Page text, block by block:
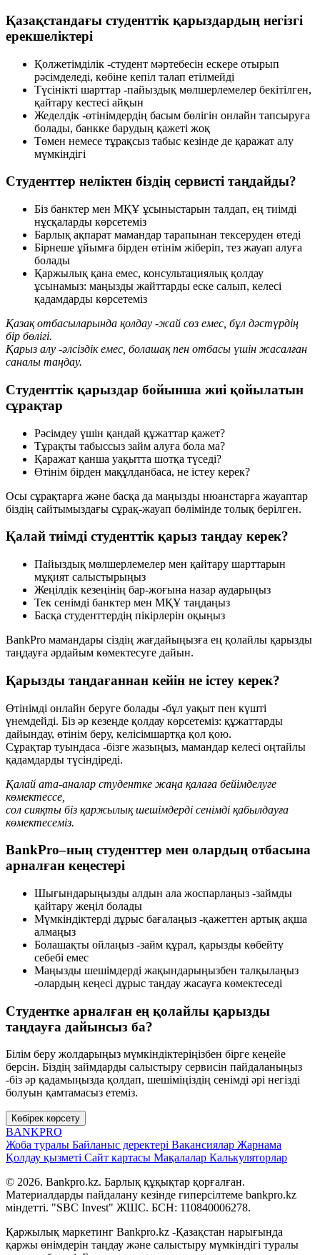
Қазақстандағы студенттік қарыздардың негізгі
ерекшеліктері
Қолжетімділік -студент мәртебесін ескере отырып
рәсімделеді, көбіне кепіл талап етілмейді
Түсінікті шарттар -пайыздық мөлшерлемелер бекітілген,
қайтару кестесі айқын
Жеделдік -өтінімдердің басым бөлігін онлайн тапсыруға
болады, банкке барудың қажеті жоқ
Төмен немесе тұрақсыз табыс кезінде де қаражат алу
мүмкіндігі
Студенттер неліктен біздің сервисті таңдайды?
Біз банктер мен МҚҰ ұсыныстарын талдап, ең тиімді
нұсқаларды көрсетеміз
Барлық ақпарат мамандар тарапынан тексеруден өтеді
Бірнеше ұйымға бірден өтінім жіберіп, тез жауап алуға
болады
Қаржылық қана емес, консультациялық қолдау
ұсынамыз: маңызды жайттарды еске салып, келесі
қадамдарды көрсетеміз
Қазақ отбасыларында қолдау -жай сөз емес, бұл дәстүрдің
бір бөлігі.
Қарыз алу -әлсіздік емес, болашақ пен отбасы үшін жасалған
саналы таңдау.
Студенттік қарыздар бойынша жиі қойылатын
сұрақтар
Рәсімдеу үшін қандай құжаттар қажет?
Тұрақты табыссыз займ алуға бола ма?
Қаражат қанша уақытта шотқа түседі?
Өтінім бірден мақұлданбаса, не істеу керек?
Осы сұрақтарға және басқа да маңызды нюанстарға жауаптар
біздің сайтымыздағы сұрақ-жауап бөлімінде толық берілген.
Қалай тиімді студенттік қарыз таңдау керек?
Пайыздық мөлшерлемелер мен қайтару шарттарын
мұқият салыстырыңыз
Жеңілдік кезеңінің бар-жоғына назар аударыңыз
Тек сенімді банктер мен МҚҰ таңдаңыз
Басқа студенттердің пікірлерін оқыңыз
BankPro мамандары сіздің жағдайыңызға ең қолайлы қарызды
таңдауға әрдайым көмектесуге дайын.
Қарызды таңдағаннан кейін не істеу керек?
Өтінімді онлайн беруге болады -бұл уақыт пен күшті
үнемдейді. Біз әр кезеңде қолдау көрсетеміз: құжаттарды
дайындау, өтінім беру, келісімшартқа қол қою.
Сұрақтар туындаса -бізге жазыңыз, мамандар келесі оңтайлы
қадамдарды түсіндіреді.
Қалай ата-аналар студентке жаңа қалаға бейімделуге
көмектессе,
сол сияқты біз қаржылық шешімдерді сенімді қабылдауға
көмектесеміз.
BankPro–ның студенттер мен олардың отбасына
арналған кеңестері
Шығындарыңызды алдын ала жоспарлаңыз -займды
қайтару жеңіл болады
Мүмкіндіктерді дұрыс бағалаңыз -қажеттен артық ақша
алмаңыз
Болашақты ойлаңыз -займ құрал, қарызды көбейту
себебі емес
Маңызды шешімдерді жақындарыңызбен талқылаңыз
-олардың кеңесі дұрыс таңдау жасауға көмектеседі
Студентке арналған ең қолайлы қарызды
таңдауға дайынсыз ба?
Білім беру жолдарыңыз мүмкіндіктеріңізбен бірге кеңейе
берсін. Біздің займдарды салыстыру сервисін пайдаланыңыз
-біз әр қадамыңызда қолдап, шешіміңіздің сенімді әрі негізді
болуын қамтамасыз етеміз.
Көбірек көрсету
BANKPRO
Жоба туралы Байланыс деректері Вакансиялар Жарнама
Қолдау қызметі Сайт картасы Мақалалар Калькуляторлар
© 2026. Bankpro.kz. Барлық құқықтар қорғалған.
Материалдарды пайдалану кезінде гиперсілтеме bankpro.kz
міндетті. "SBC Invest" ЖШС. БСН: 110840006278.
Қаржылық маркетинг Bankpro.kz -Қазақстан нарығында
қаржы өнімдерін таңдау және салыстыру мүмкіндігі туралы